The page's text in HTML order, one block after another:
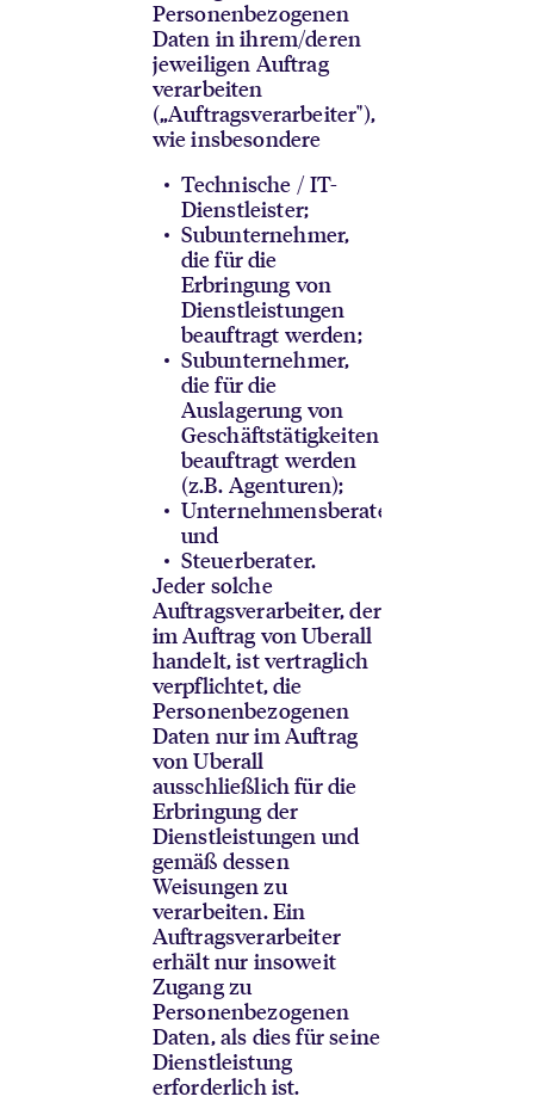
Personenbezogenen
Daten in ihrem/deren
jeweiligen Auftrag
verarbeiten
(„Auftragsverarbeiter"),
wie insbesondere
Technische / IT-
Dienstleister;
Subunternehmer,
die für die
Erbringung von
Dienstleistungen
beauftragt werden;
Subunternehmer,
die für die
Auslagerung von
Geschäftstätigkeiten
beauftragt werden
(z.B. Agenturen);
Unternehmensberater;
und
Steuerberater.
Jeder solche
Auftragsverarbeiter, der
im Auftrag von Uberall
handelt, ist vertraglich
verpflichtet, die
Personenbezogenen
Daten nur im Auftrag
von Uberall
ausschließlich für die
Erbringung der
Dienstleistungen und
gemäß dessen
Weisungen zu
verarbeiten. Ein
Auftragsverarbeiter
erhält nur insoweit
Zugang zu
Personenbezogenen
Daten, als dies für seine
Dienstleistung
erforderlich ist.